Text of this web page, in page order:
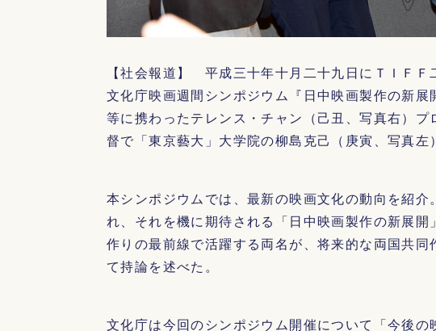
【社会報道】 平成三十年十月二十九日にＴＩＦ
文化庁映画週間シンポジウム『日中映画製作の新
等に携わったテレンス・チャン（己丑、写真右）
督で「東京藝大」大学院の柳島克己（庚寅、写真左
本シンポジウムでは、最新の映画文化の動向を紹
れ、それを機に期待される「日中映画製作の新展
作りの最前線で活躍する両名が、将来的な両国共
て持論を述べた。
文化庁は今回のシンポジウム開催について「今後